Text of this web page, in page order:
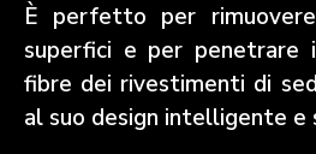
È perfetto per
superfici e per penetrare
fibre dei rivestimenti di
al suo design intelligente e